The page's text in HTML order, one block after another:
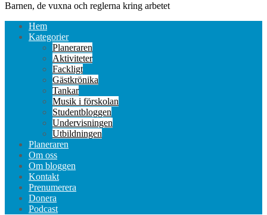
Barnen, de vuxna och reglerna kring arbetet
Hem
Kategorier
Planeraren
Aktiviteter
Fackligt
Gästkrönika
Tankar
Musik i förskolan
Studentbloggen
Undervisningen
Utbildningen
Planeraren
Om oss
Om bloggen
Kontakt
Prenumerera
Donera
Podcast